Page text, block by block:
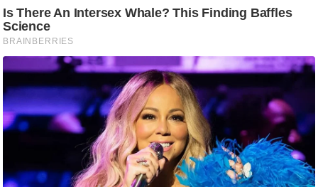
भू
मि
स्तं
भ
ए
म
.
.